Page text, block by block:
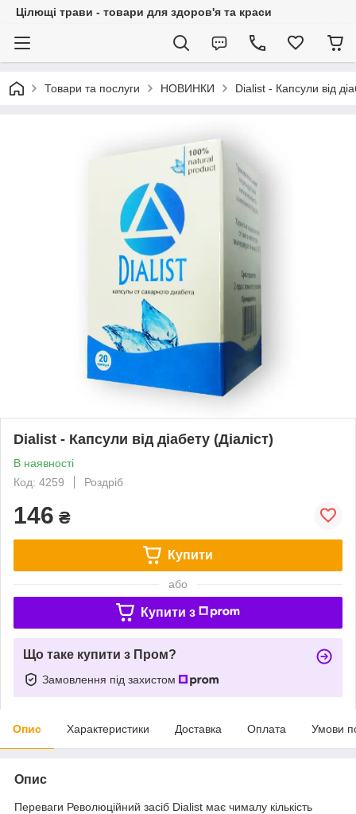
Цілющі трави - товари для здоров'я та краси
Товари та послуги НОВИНКИ Dialist - Капсули від
Dialist - Капсули від діабету (Діаліст)
В наявності
Код: 4259
Роздріб
146 ₴
Купити
або
Купити з
Що таке купити з Пром?
Замовлення під захистом
Опис Характеристики Доставка Оплата Умови
Опис
Переваги Революційний засіб Dialist має чималу кількість